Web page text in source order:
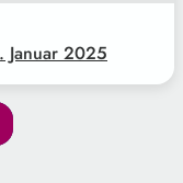
Januar 2025